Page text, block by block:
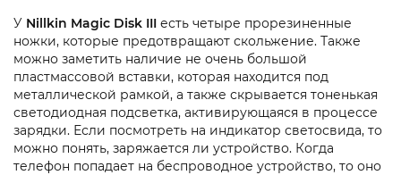
У Nillkin Magic Disk III есть четыре прорезиненные
ножки, которые предотвращают скольжение. Также
можно заметить наличие не очень большой
пластмассовой вставки, которая находится под
металлической рамкой, а также скрывается тоненькая
светодиодная подсветка, активирующаяся в процессе
зарядки. Если посмотреть на индикатор светосвида, то
можно понять, заряжается ли устройство. Когда
телефон попадает на беспроводное устройство, то оно